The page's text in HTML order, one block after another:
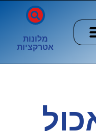
מלונות
אטרקציות